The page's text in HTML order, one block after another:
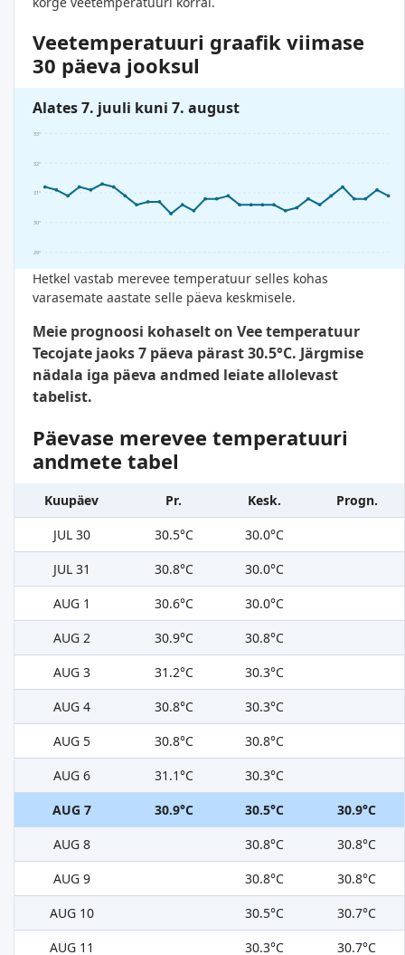
Veetemperatuuri graafik viimase
30 päeva jooksul
Alates 7. juuli kuni 7. august
29°
30°
31°
32°
33°
Hetkel vastab merevee temperatuur selles kohas
varasemate aastate selle päeva keskmisele.
Meie prognoosi kohaselt on Vee temperatuur
Tecojate jaoks 7 päeva pärast 30.5°C. Järgmise
nädala iga päeva andmed leiate allolevast
tabelist.
Päevase merevee temperatuuri
andmete tabel
Kuupäev Pr. Kesk.
Progn.
JUL 30
30.5°C
30.0°C
JUL 31
30.8°C
30.0°C
AUG 1
30.6°C
30.0°C
AUG 2
30.9°C
30.8°C
AUG 3
31.2°C
30.3°C
AUG 4
30.8°C
30.3°C
AUG 5
30.8°C
30.8°C
AUG 6
31.1°C
30.3°C
AUG 7
30.9°C 30.5°C
30.9°C
AUG 8
30.8°C
30.8°C
AUG 9
30.8°C
30.8°C
AUG 10
30.5°C
30.7°C
AUG 11
30.3°C 30.7°C